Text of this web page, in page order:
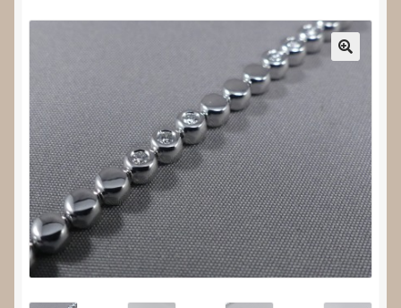
Nieuws
Video’s
Submenu
uitvouwen